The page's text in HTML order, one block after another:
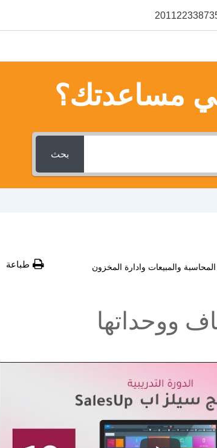
مساعدتك؟
بحث
والمبيعات وادارة المخزون
طباعة
ووحداتها